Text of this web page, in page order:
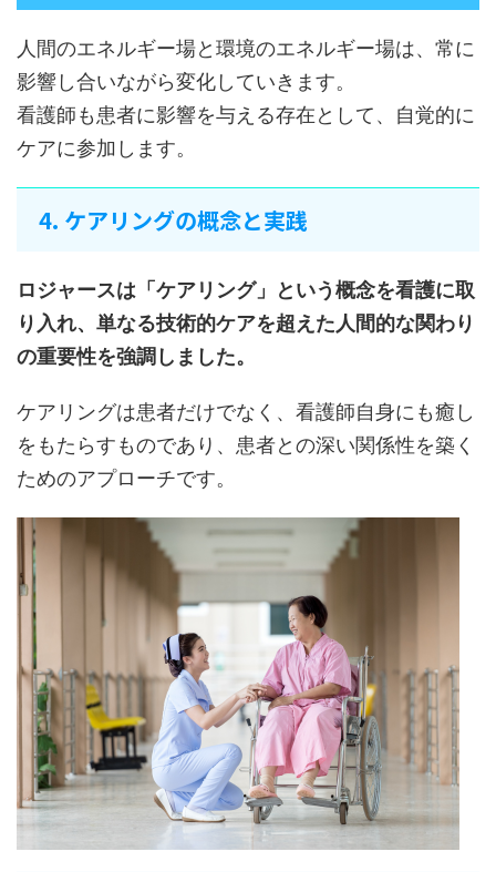
人間のエネルギー場と環境のエネルギー場は、常に
影響し合いながら変化していきます。
看護師も患者に影響を与える存在として、自覚的に
ケアに参加します。
4. ケアリングの概念と実践
ロジャースは「ケアリング」という概念を看護に取
り入れ、単なる技術的ケアを超えた人間的な関わり
の重要性を強調しました。
ケアリングは患者だけでなく、看護師自身にも癒し
をもたらすものであり、患者との深い関係性を築く
ためのアプローチです。